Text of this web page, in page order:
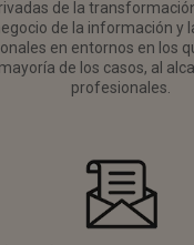
de la
de la información y
en entornos en los
de los casos, al
profesionales.